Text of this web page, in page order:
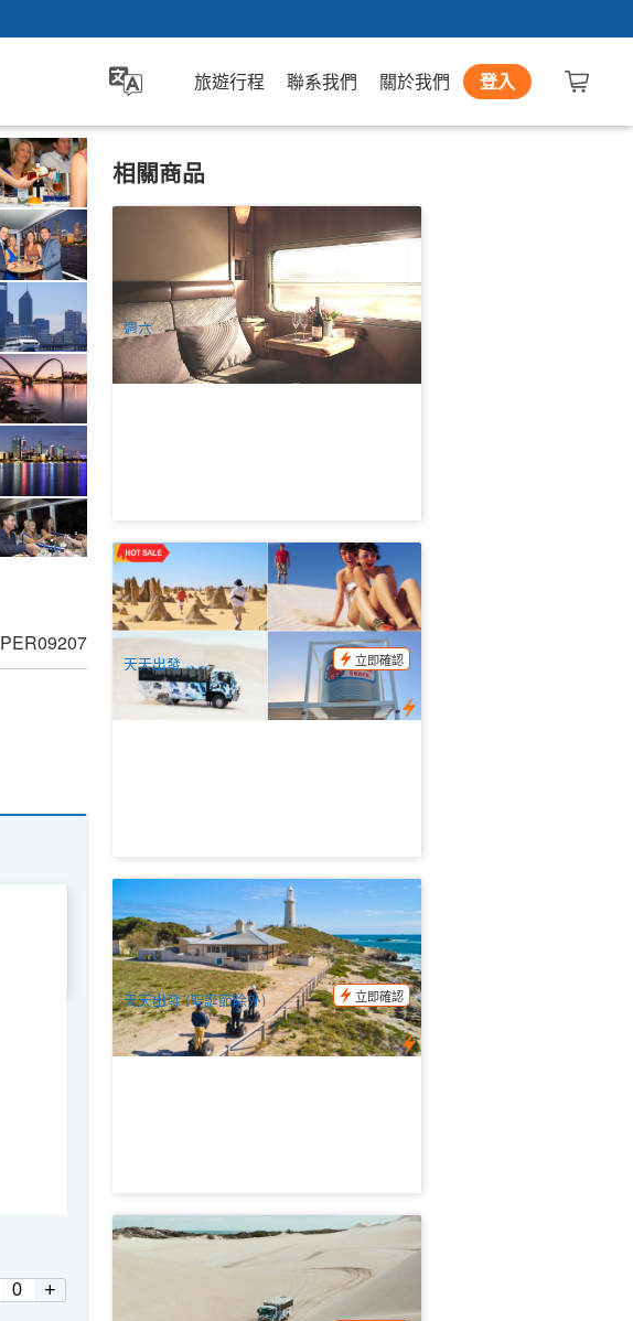
旅遊行程 聯系我們 關於我們 登入
PER09207
+
相關商品
印度太平洋火車(Indian Pacific)：珀斯→
悉尼5天4晚全景豪華鐵路探險一票全包式
鐵路遊體驗+豪華臥舖+全程餐飲 | 珀斯出
發(英文)
118 已預訂
AUD $3,790.00
PER09777
週六
西澳尖峰石陣 滑沙探險一日遊 (英文) 珀斯
出發 (Pinnacles 4WD Adventure Full Day
Tour)
491 已預訂
AUD $256.00 $269.00
PER09019
天天出發
立即確認
羅特尼斯島 | 塞格威Segway自動平衡車體
驗活動(英文) (不含船票)
571 已預訂
AUD $98.00
PER09093
天天出發 (聖誕節除外)
立即確認
西澳 朗塞林白沙丘 45分鐘四驅車+滑沙探
險票券 (英文) 自駕前往
35.00
PER09120